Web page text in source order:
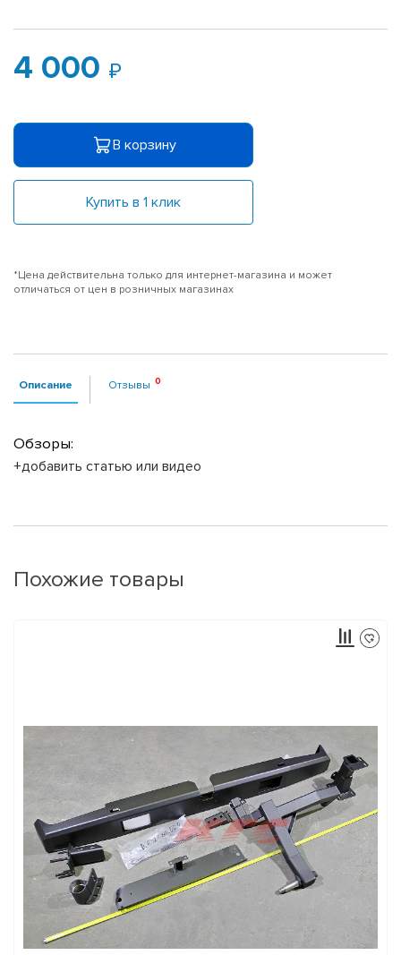
4 000
В корзину
Купить в 1 клик
*Цена действительна только для интернет-магазина и может
отличаться от цен в розничных магазинах
Описание Отзывы
Обзоры:
+добавить статью или видео
Похожие товары